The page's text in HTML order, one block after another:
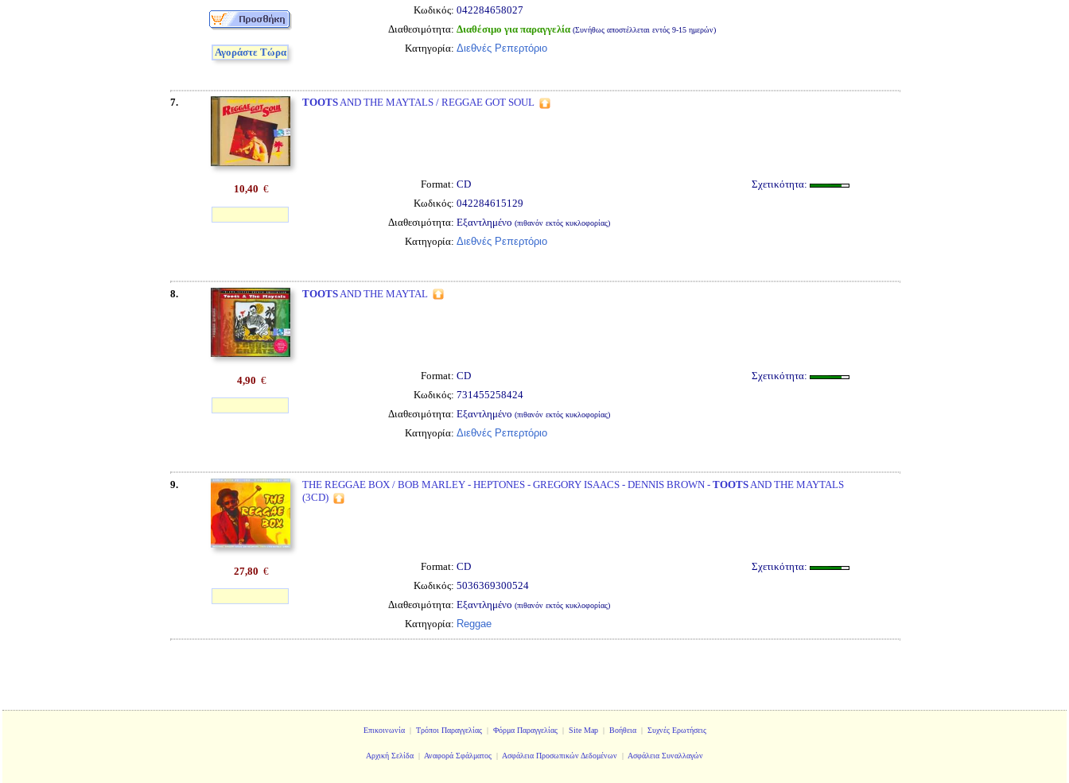
Αγοράστε Τώρα
Κωδικός: 042284658027
Διαθεσιμότητα: Διαθέσιμο για παραγγελία (Συνήθως αποστέλλεται εντός 9-15 ημερών)
Κατηγορία: Διεθνές Ρεπερτόριο
7. TOOTSAND THE MAYTALS / REGGAE GOT SOUL
10,40 € Format: CD
Σχετικότητα:
Κωδικός: 042284615129
Διαθεσιμότητα: Εξαντλημένο (πιθανόν εκτός κυκλοφορίας)
Κατηγορία: Διεθνές Ρεπερτόριο
8. TOOTSAND THE MAYTAL
4,90 € Format: CD
Σχετικότητα:
Κωδικός: 731455258424
Διαθεσιμότητα: Εξαντλημένο (πιθανόν εκτός κυκλοφορίας)
Κατηγορία: Διεθνές Ρεπερτόριο
9. THE REGGAE BOX / BOB MARLEY - HEPTONES - GREGORY ISAACS - DENNIS BROWN - TOOTSAND THE MAYTALS
(3CD)
27,80 € Format: CD
Σχετικότητα:
Κωδικός: 5036369300524
Διαθεσιμότητα: Εξαντλημένο (πιθανόν εκτός κυκλοφορίας)
Κατηγορία: Reggae
Επικοινωνία| Τρόποι Παραγγελίας| Φόρμα Παραγγελίας| Site Map| Βοήθεια| Συχνές Ερωτήσεις
Αρχική Σελίδα | Αναφορά Σφάλματος | Ασφάλεια Προσωπικών Δεδομένων | Ασφάλεια Συναλλαγών